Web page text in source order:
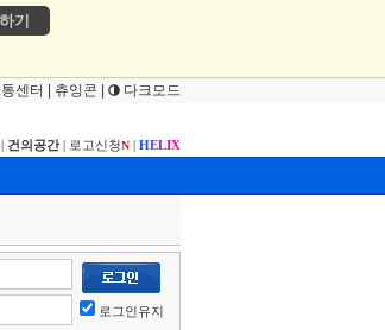
기
센터 츄잉콘 다크모드
| 건의공간| 로고신청N | HELIX
로그인유지